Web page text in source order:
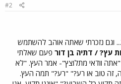
#2
וגם נזכרתי שאתה אוהב להשתמש
עץ? / דתיה בן דור פעם שאלתי
וודאי מתלוצץ"- אמר העץ. "לא
זה טוב או רע?" "רע?" תמה העץ.